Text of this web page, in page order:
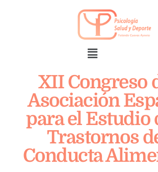
XII Congreso
Asociación
para el Estudio
Trastornos
Conducta